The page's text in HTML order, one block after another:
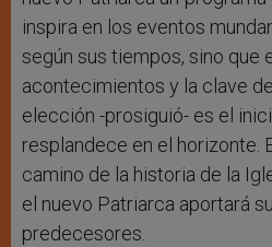
inspira en los eventos
según sus tiempos, sino que
acontecimientos y la clave de
elección -prosiguió- es el
resplandece en el horizonte.
camino de la historia de la
el nuevo Patriarca aportará
predecesores.